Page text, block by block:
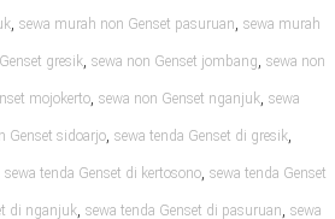
, sewa murah non Genset pasuruan, sewa murah
gresik, sewa non Genset jombang, sewa non
mojokerto, sewa non Genset nganjuk, sewa
Genset sidoarjo, sewa tenda Genset di gresik,
sewa tenda Genset di kertosono, sewa tenda Genset
di nganjuk, sewa tenda Genset di pasuruan, sewa